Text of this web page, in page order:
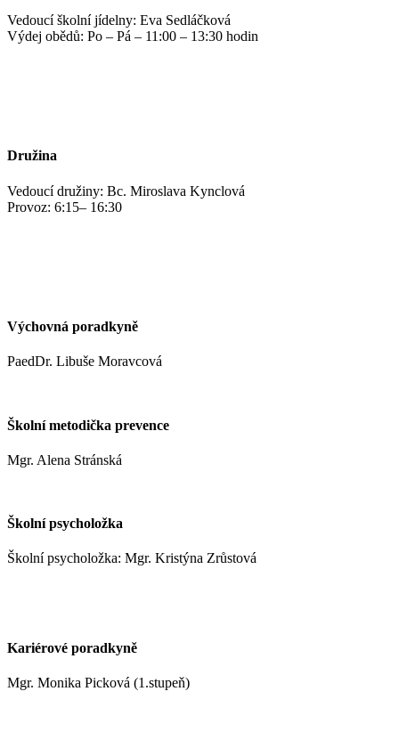
Vedoucí školní jídelny: Eva Sedláčková
Výdej obědů: Po – Pá – 11:00 – 13:30 hodin
Družina
Vedoucí družiny: Bc. Miroslava Kynclová
Provoz: 6:15– 16:30
Výchovná poradkyně
PaedDr. Libuše Moravcová
Školní metodička prevence
Mgr. Alena Stránská
Školní psycholožka
Školní psycholožka: Mgr. Kristýna Zrůstová
Kariérové poradkyně
Mgr. Monika Picková (1.stupeň)